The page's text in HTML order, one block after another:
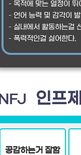
– 목적에 맞는 열정이 뛰
– 언어 능력 및 감각이
– 실내에서 활동하는걸
– 폭력적인걸 싫어한다.
INFJ 인프
공감하는거 잘함